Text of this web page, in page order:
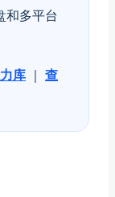
和多平台
库 ｜ 查